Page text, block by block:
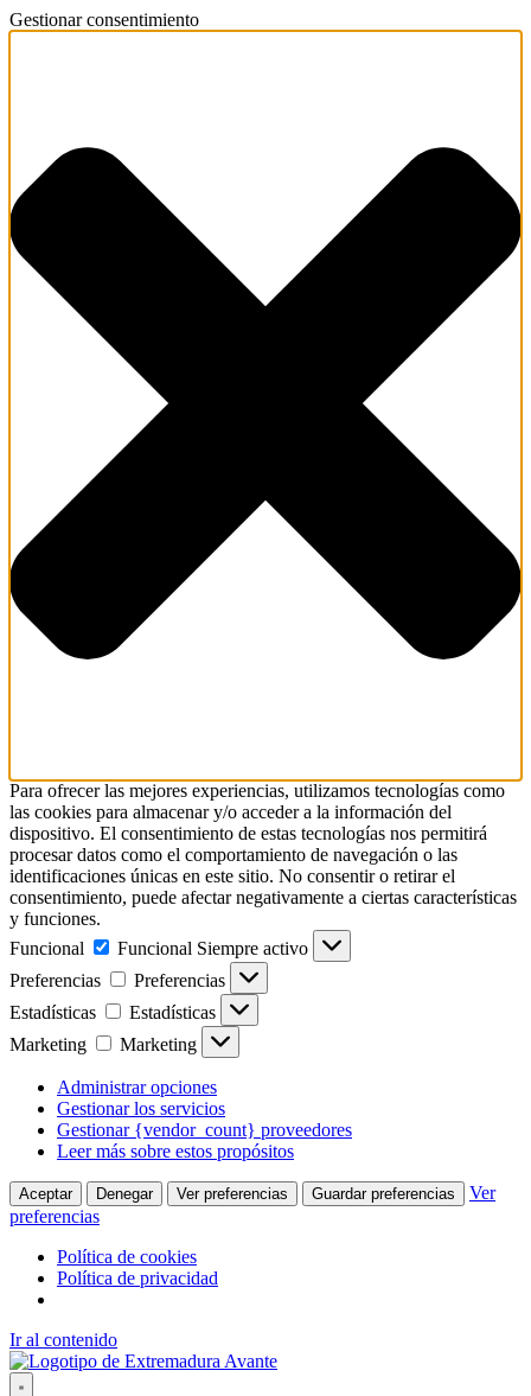
Gestionar consentimiento
Para ofrecer las mejores experiencias, utilizamos tecnologías como
las cookies para almacenar y/o acceder a la información del
dispositivo. El consentimiento de estas tecnologías nos permitirá
procesar datos como el comportamiento de navegación o las
identificaciones únicas en este sitio. No consentir o retirar el
consentimiento, puede afectar negativamente a ciertas características
y funciones.
Funcional
Funcional Siempre activo
Preferencias
Preferencias
Estadísticas
Estadísticas
Marketing
Marketing
Administrar opciones
Gestionar los servicios
Gestionar {vendor_count} proveedores
Leer más sobre estos propósitos
Aceptar Denegar Ver preferencias Guardar preferencias
Ver
preferencias
Política de cookies
Política de privacidad
Ir al contenido